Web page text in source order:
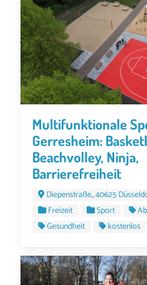
Multifunktionale
Gerresheim:
Beachvolley, Ninja,
Barrierefreiheit
Diepenstraße,, 40625
Freizeit
Sport
Gesundheit
kostenlos